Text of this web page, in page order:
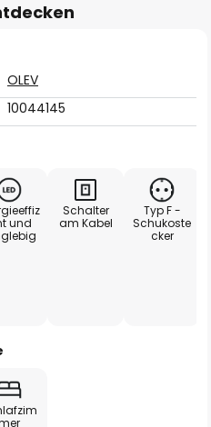
OLEV
10044145
und
Schalter
am Kabel
Typ F -
Schukoste
cker